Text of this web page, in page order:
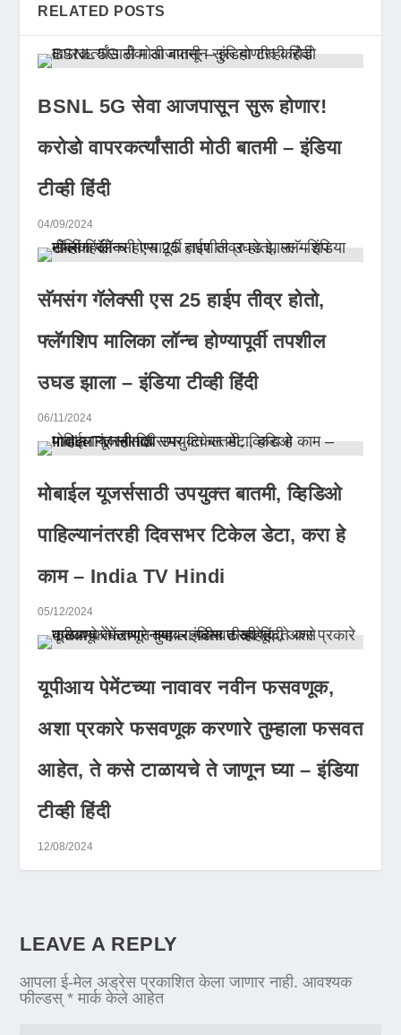
RELATED POSTS
BSNL 5G सेवा आजपासून सुरू होणार!
करोडो वापरकर्त्यांसाठी मोठी बातमी – इंडिया
टीव्ही हिंदी
04/09/2024
सॅमसंग गॅलेक्सी एस 25 हाईप तीव्र होतो,
फ्लॅगशिप मालिका लॉन्च होण्यापूर्वी तपशील
उघड झाला – इंडिया टीव्ही हिंदी
06/11/2024
मोबाईल यूजर्ससाठी उपयुक्त बातमी, व्हिडिओ
पाहिल्यानंतरही दिवसभर टिकेल डेटा, करा हे
काम – India TV Hindi
05/12/2024
यूपीआय पेमेंटच्या नावावर नवीन फसवणूक,
अशा प्रकारे फसवणूक करणारे तुम्हाला फसवत
आहेत, ते कसे टाळायचे ते जाणून घ्या – इंडिया
टीव्ही हिंदी
12/08/2024
LEAVE A REPLY
आपला ई-मेल अड्रेस प्रकाशित केला जाणार नाही. आवश्यक
फील्डस्* मार्क केले आहेत